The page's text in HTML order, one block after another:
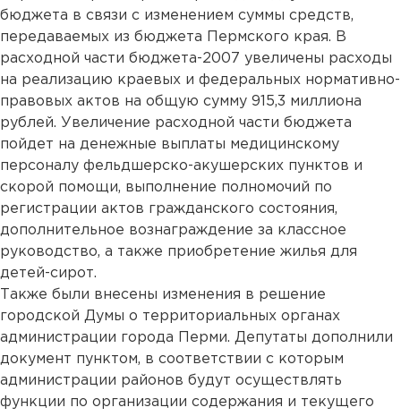
бюджета в связи с изменением суммы средств,
передаваемых из бюджета Пермского края. В
расходной части бюджета-2007 увеличены расходы
на реализацию краевых и федеральных нормативно-
правовых актов на общую сумму 915,3 миллиона
рублей. Увеличение расходной части бюджета
пойдет на денежные выплаты медицинскому
персоналу фельдшерско-акушерских пунктов и
скорой помощи, выполнение полномочий по
регистрации актов гражданского состояния,
дополнительное вознаграждение за классное
руководство, а также приобретение жилья для
детей-сирот.
Также были внесены изменения в решение
городской Думы о территориальных органах
администрации города Перми. Депутаты дополнили
документ пунктом, в соответствии с которым
администрации районов будут осуществлять
функции по организации содержания и текущего